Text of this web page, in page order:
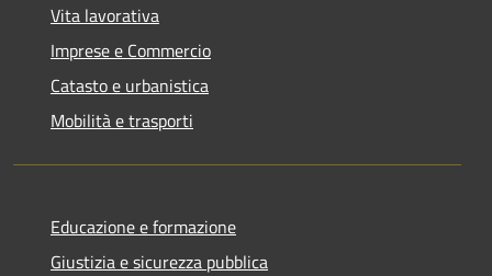
Vita lavorativa
Imprese e Commercio
Catasto e urbanistica
Mobilità e trasporti
Educazione e formazione
Giustizia e sicurezza pubblica